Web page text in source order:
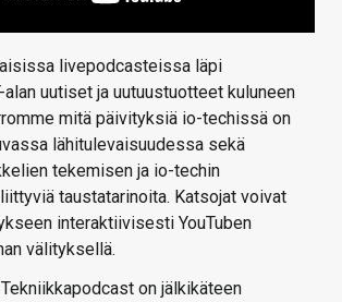
livepodcasteissa läpi
uutiset ja uutuustuotteet kuluneen
mitä päivityksiä io-techissä on
lähitulevaisuudessa sekä
tekemisen ja io-techin
taustatarinoita. Katsojat voivat
interaktiivisesti YouTuben
välityksellä.
on jälkikäteen